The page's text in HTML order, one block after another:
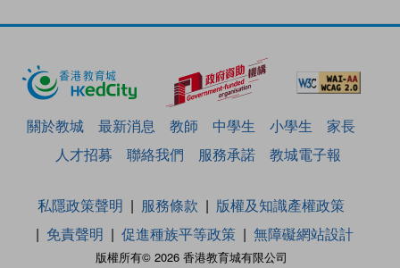
關於教城 最新消息 教師 中學生 小學生
家長
人才招募
聯絡我們 服務承諾 教城電子報
版權所有© 2026 香港教育城有限公司
私隱政策聲明 服務條款
版權及知識產權政策
免責聲明
促進種族平等政策 無障礙網站設計